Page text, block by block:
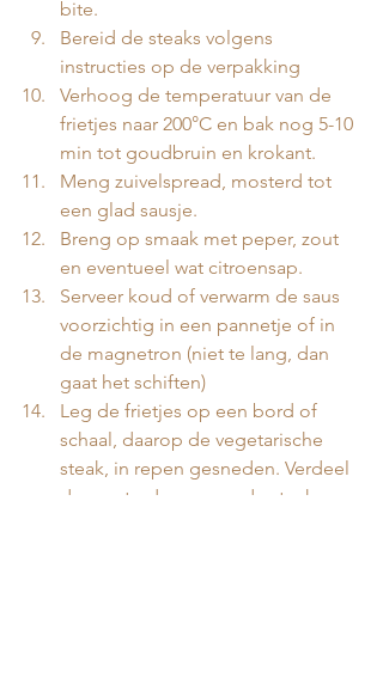
bite.
Bereid de steaks volgens
instructies op de verpakking
Verhoog de temperatuur van de
frietjes naar 200°C en bak nog 5-10
min tot goudbruin en krokant.
Meng zuivelspread, mosterd tot
een glad sausje.
Breng op smaak met peper, zout
en eventueel wat citroensap.
Serveer koud of verwarm de saus
voorzichtig in een pannetje of in
de magnetron (niet te lang, dan
gaat het schiften)
Leg de frietjes op een bord of
schaal, daarop de vegetarische
steak, in repen gesneden. Verdeel
de mosterdsaus over de steak en